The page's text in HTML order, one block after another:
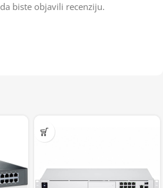
da biste objavili recenziju.